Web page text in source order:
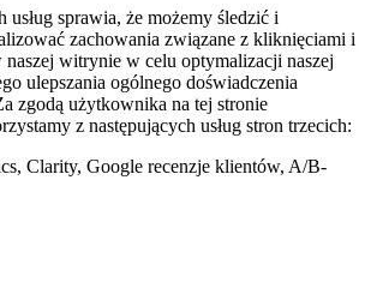
usług sprawia, że możemy śledzić i
zachowania związane z kliknięciami i
witrynie w celu optymalizacji naszej
ulepszania ogólnego doświadczenia
zgodą użytkownika na tej stronie
z następujących usług stron trzecich:
Clarity, Google recenzje klientów, A/B-